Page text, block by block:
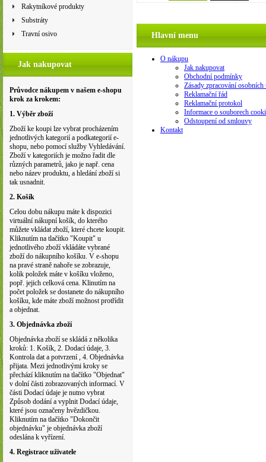
Rakytníkové produkty
Substráty
Travní osivo
Jak nakupovat
Průvodce nákupem v našem e-shopu
krok za krokem:
1. Výběr zboží
Zboží ke koupi lze vybrat procházením
jednotlivých kategorií a podkategorií e-
shopu, nebo pomocí služby Vyhledávání.
Zboží v kategoriích je možno řadit dle
různých parametrů, jako je např. cena
nebo název produktu, a hledání zboží si
tak usnadnit.
2. Košík
Celou dobu nákupu máte k dispozici
virtuální nákupní košík, do kterého
můžete vkládat zboží, které chcete koupit.
Kliknutím na tlačítko "Koupit" u
jednotlivého zboží vkládáte vybrané
zboží do nákupního košíku. V e-shopu
na pravé straně nahoře se zobrazuje,
kolik položek máte v košíku vloženo,
popř. jejich celková cena. Klinutím na
počet položek se dostanete do nákupního
košíku, kde máte zboží možnost protřídit
a objednat.
3. Objednávka zboží
Objednávka zboží se skládá z několika
kroků: 1. Košík, 2. Dodací údaje, 3.
Kontrola dat a potvrzení , 4. Objednávka
přijata. Mezi jednotlivými kroky se
přechází kliknutím na tlačítko "Objednat"
v dolní části zobrazovaných informací. V
části Dodací údaje je nutno vybrat
Způsob dodání a vyplnit Dodací údaje,
které jsou označeny hvězdičkou.
Kliknutím na tlačítko "Dokončit
objednávku" je objednávka zboží
odeslána k vyřízení.
4. Registrace uživatele
Hlavní menu
O nákupu
Jak nakupovat
Obchodní podmínky
Zásady zpracování osobních
Reklamační řád
Reklamační protokol
Informace o souborech
Odstoupení od smlouvy
Kontakt